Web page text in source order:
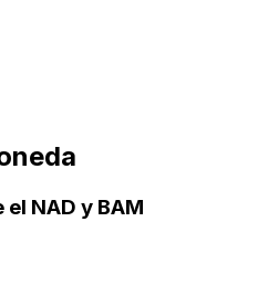
NAD y BAM